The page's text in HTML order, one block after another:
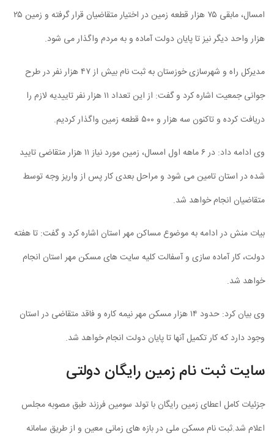
امسال، مابقی ۷۵ هزار قطعه زمین در اختیار متقاضیان قرار گرفته و زمین ۲۵
هزار واحد دیگر نیز تا پایان دولت آماده و به مردم واگذار می شود.
مدیرکل راه و شهرسازی خوزستان به ثبت نام بیش از ۴۷ هزار نفر در طرح
جوانی جمعیت اشاره کرد و گفت: از این تعداد ۱۱ هزار نفر تاییدیه لازم را
دریافت کرده و تاکنون سه هزار و ۵۰۰ قطعه زمین واگذار کردیم.
وی ادامه داد: در ۶ ماهه اول امسال، زمین مورد نیاز ۱۱ هزار متقاضی تایید
شده در استان تامین می شود و مراحل بعدی کار پس از واریز وجه توسط
متقاضیان انجام خواهد شد.
بیات منش در ادامه به موضوع مساکن مهر استان اشاره کرد و گفت: تا هفته
دولت، کار آماده سازی و آسفالت کلیه سایت های مسکن مهر استان انجام
خواهد شد.
وی بیان کرد: حدود ۱۴ هزار مسکن مهر نیمه کاره و فاقد متقاضی در استان
وجود دارد که کار تکمیل آنها تا پایان دولت انجام خواهد شد.
سایت ثبت نام زمین رایگان دولتی
جزئیات کامل اعطای زمین رایگان با تولد سومین فرزند طبق مصوبه مجلس
اعلام شد.ثبت نام مسکن ملی در بازه های زمانی معین و از طریق سامانه